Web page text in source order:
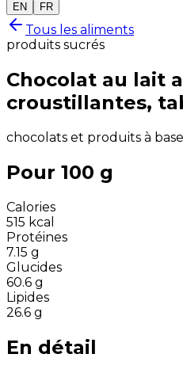
EN
FR
Tous les aliments
produits sucrés
Chocolat au lait
croustillantes,
chocolats et produits à
Pour 100 g
Calories
515 kcal
Protéines
7.15 g
Glucides
60.6 g
Lipides
26.6 g
En détail